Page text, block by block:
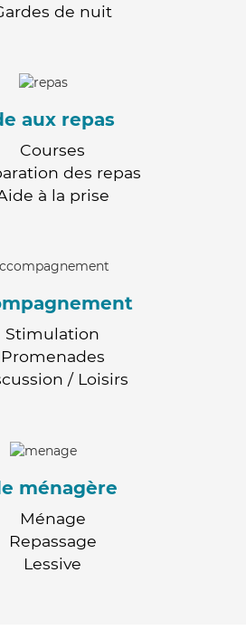
de nuit
aux repas
Courses
des repas
à la prise
Stimulation
Promenades
/ Loisirs
ménagère
Ménage
Repassage
Lessive